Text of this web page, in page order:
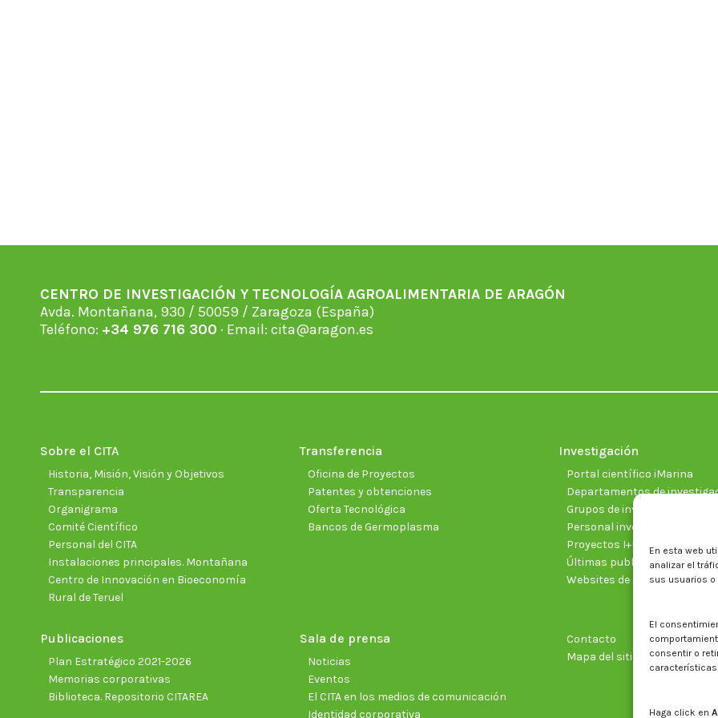
En esta web
analizar el
sus usuarios
El
consentir o
Haga click en
CENTRO DE INVESTIGACIÓN Y TECNOLOGÍA AGROALIMENTARIA DE ARAGÓN
Avda. Montañana, 930 / 50059 / Zaragoza (España)
Teléfono: +34 976 716 300 · Email: cita@aragon.es
Sobre el CITA
Historia, Misión, Visión y Objetivos
Transparencia
Organigrama
Comité Científico
Personal del CITA
Instalaciones principales. Montañana
Centro de Innovación en Bioeconomía
Rural de Teruel
Transferencia
Oficina de Proyectos
Patentes y obtenciones
Oferta Tecnológica
Bancos de Germoplasma
Investigación
Portal científico iMarina
Departamentos de
Grupos de investigación
Personal investigador
Proyectos I+D+I vigentes
Últimas publicaciones
Websites de proyectos
Publicaciones
Plan Estratégico 2021-2026
Memorias corporativas
Biblioteca. Repositorio CITAREA
Sala de prensa
Noticias
Eventos
El CITA en los medios de comunicación
Identidad corporativa
Contacto
Mapa del sitio web